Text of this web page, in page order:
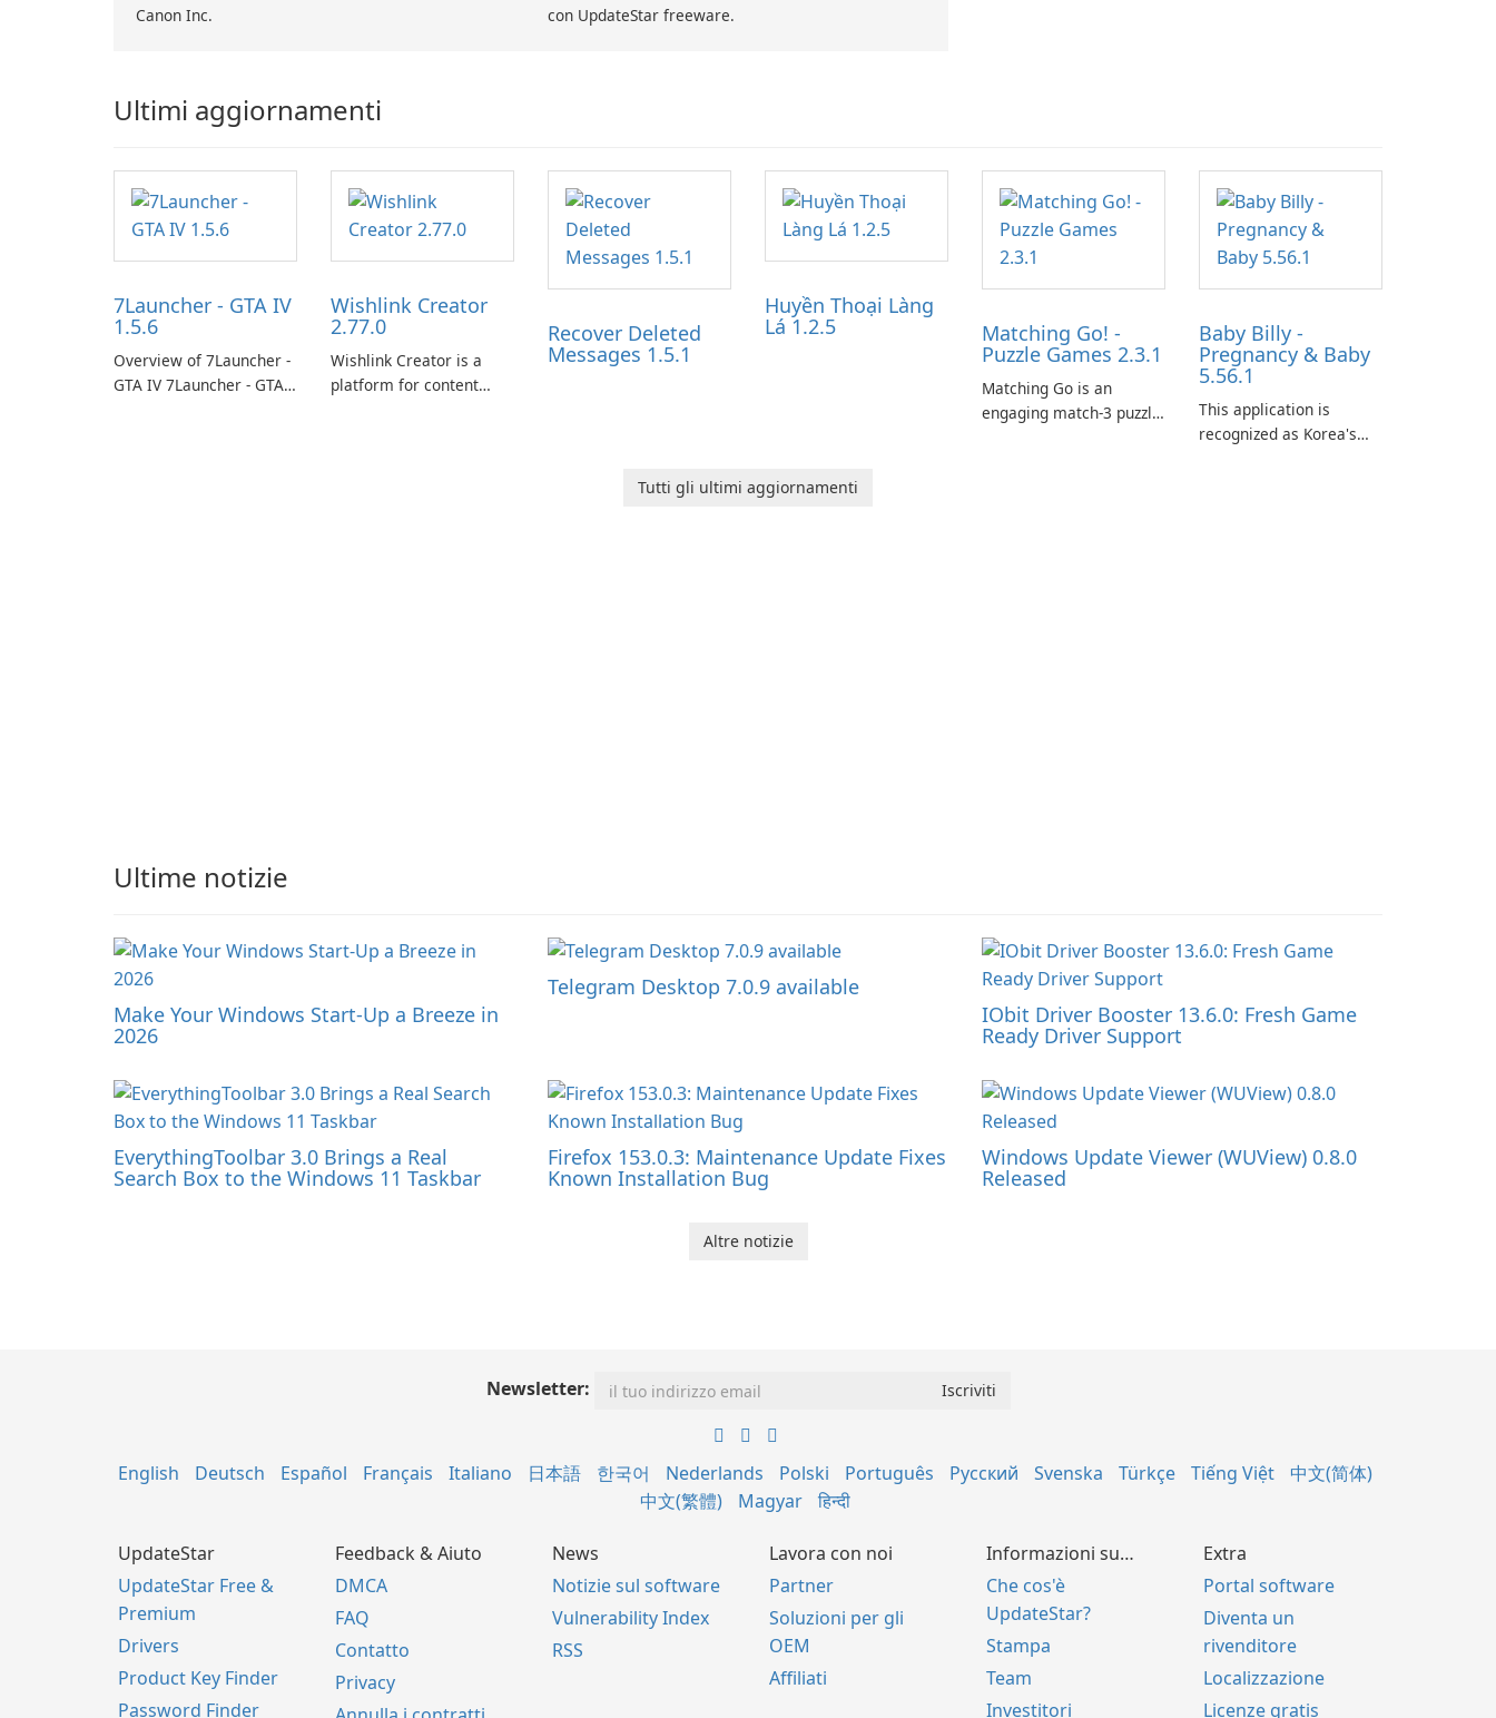
Canon Inc. con UpdateStar freeware.
Ultimi aggiornamenti
7Launcher - GTA IV
1.5.6
Overview of 7Launcher -
GTA IV 7Launcher - GTA
Wishlink Creator
2.77.0
Wishlink Creator is a
platform for content
Recover Deleted
Messages 1.5.1
Huyền Thoại Làng
Lá 1.2.5 Matching Go! -
Puzzle Games 2.3.1
Matching Go is an
engaging match-3 puzzle
Baby Billy -
Pregnancy & Baby
5.56.1
This application is
recognized as Korea's
Tutti gli ultimi aggiornamenti
Ultime notizie
Make Your Windows Start-Up a Breeze in
2026
Telegram Desktop 7.0.9 available
IObit Driver Booster 13.6.0: Fresh Game
Ready Driver Support
EverythingToolbar 3.0 Brings a Real
Search Box to the Windows 11 Taskbar
Firefox 153.0.3: Maintenance Update Fixes
Known Installation Bug
Windows Update Viewer (WUView) 0.8.0
Released
Altre notizie
Newsletter:
English Deutsch Español Français Italiano 日本語 한국어 Nederlands Polski Português Русский Svenska Türkçe Tiếng Việt
中文(简体)
中文(繁體)
Magyar हिन्दी
UpdateStar
UpdateStar Free &
Premium
Drivers
Product Key Finder
Password Finder
Feedback & Aiuto
DMCA
FAQ
Contatto
Privacy
News
Notizie sul software
Vulnerability Index
RSS
Lavora con noi
Partner
Soluzioni per gli
OEM
Affiliati
Informazioni su…
Che cos'è
UpdateStar?
Stampa
Team
Investitori
Extra
Portal software
Diventa un
rivenditore
Localizzazione
Licenze gratis